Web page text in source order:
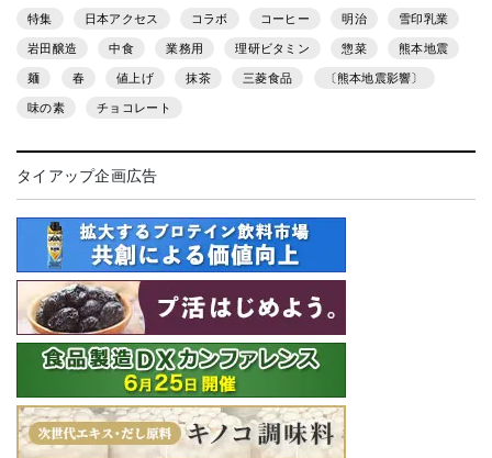
特集 日本アクセス コラボ コーヒー 明治 雪印乳業
岩田醸造 中食 業務用 理研ビタミン 惣菜 熊本地震
麺 春 値上げ 抹茶 三菱食品 〔熊本地震影響〕
味の素 チョコレート
タイアップ企画広告